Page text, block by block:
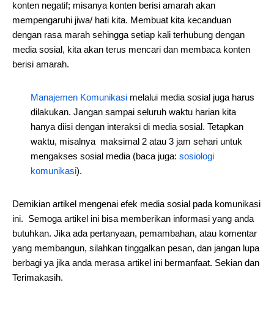
konten negatif; misanya konten berisi amarah akan
mempengaruhi jiwa/ hati kita. Membuat kita kecanduan
dengan rasa marah sehingga setiap kali terhubung dengan
media sosial, kita akan terus mencari dan membaca konten
berisi amarah.
Manajemen Komunikasi melalui media sosial juga harus
dilakukan. Jangan sampai seluruh waktu harian kita
hanya diisi dengan interaksi di media sosial. Tetapkan
waktu, misalnya maksimal 2 atau 3 jam sehari untuk
mengakses sosial media (baca juga: sosiologi
komunikasi).
Demikian artikel mengenai efek media sosial pada komunikasi
ini. Semoga artikel ini bisa memberikan informasi yang anda
butuhkan. Jika ada pertanyaan, pemambahan, atau komentar
yang membangun, silahkan tinggalkan pesan, dan jangan lupa
berbagi ya jika anda merasa artikel ini bermanfaat. Sekian dan
Terimakasih.